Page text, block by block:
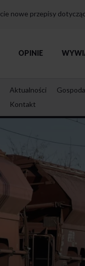
nowe przepisy
OPINIE
Aktualności
Kontakt